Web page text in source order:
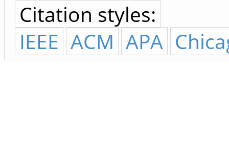
Citation styles:
IEEE ACM APA